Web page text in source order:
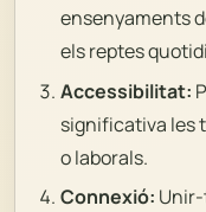
ensenyaments
els reptes
Accessibilitat:
significativa les
o laborals.
Connexió: